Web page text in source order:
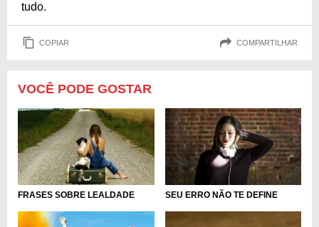
tudo.
COPIAR COMPARTILHAR
VOCÊ PODE GOSTAR
FRASES SOBRE LEALDADE SEU ERRO NÃO TE DEFINE